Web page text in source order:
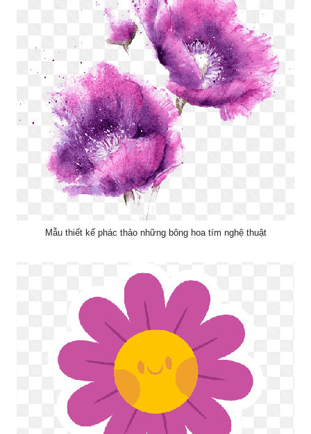
Mẫu thiết kế phác thảo những bông hoa tím nghệ thuật